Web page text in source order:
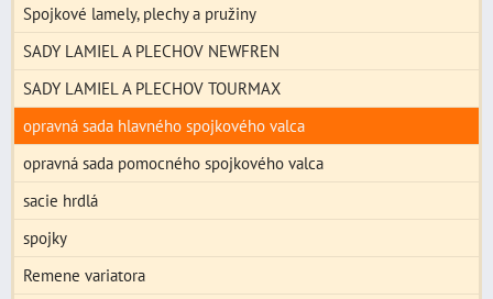
Spojkové lamely, plechy a pružiny
SADY LAMIEL A PLECHOV NEWFREN
SADY LAMIEL A PLECHOV TOURMAX
opravná sada hlavného spojkového valca
opravná sada pomocného spojkového valca
sacie hrdlá
spojky
Remene variatora